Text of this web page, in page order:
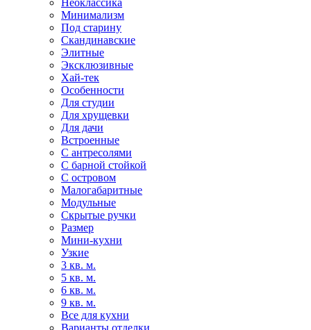
Неоклассика
Минимализм
Под старину
Скандинавские
Элитные
Эксклюзивные
Хай-тек
Особенности
Для студии
Для хрущевки
Для дачи
Встроенные
С антресолями
С барной стойкой
С островом
Малогабаритные
Модульные
Скрытые ручки
Размер
Мини-кухни
Узкие
3 кв. м.
5 кв. м.
6 кв. м.
9 кв. м.
Все для кухни
Варианты отделки